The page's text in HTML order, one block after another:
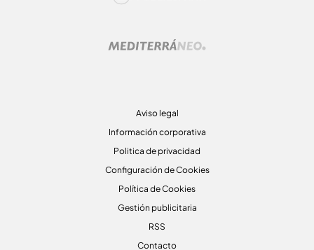
Aviso legal
Información corporativa
Politica de privacidad
Configuración de Cookies
Política de Cookies
Gestión publicitaria
RSS
Contacto